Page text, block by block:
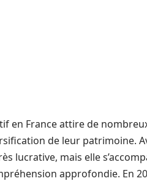
en France attire de
de leur patrimoine.
lucrative, mais elle
approfondie. En